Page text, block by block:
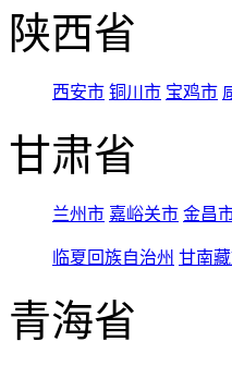
陕西省
西安市 铜川市 宝鸡市
甘肃省
兰州市 嘉峪关市 金昌
临夏回族自治州 甘南
青海省